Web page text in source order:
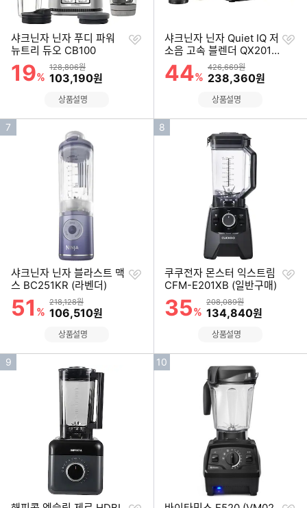
샤크닌자 닌자 푸디 파워
뉴트리 듀오 CB100
할인률
19%
상품금액
128,806원
할인금액
103,190원
찜
상품설명
샤크닌자 닌자 Quiet IQ 저
소음 고속 블렌더 QX201K
할인률
44%
상품금액
426,669원
할인금액
238,360원
찜
상품설명
인
7
샤크닌자 닌자 블라스트 맥
스 BC251KR (라벤더)
할인률
51 %
상품금액
218,128원
할인금액
106,510원
찜
상품설명
인
8
쿠쿠전자 몬스터 익스트림
CFM-E201XB (일반구매)
할인률
35%
상품금액
208,089원
할인금액
134,840원
찜
상품설명
인
9
인
10